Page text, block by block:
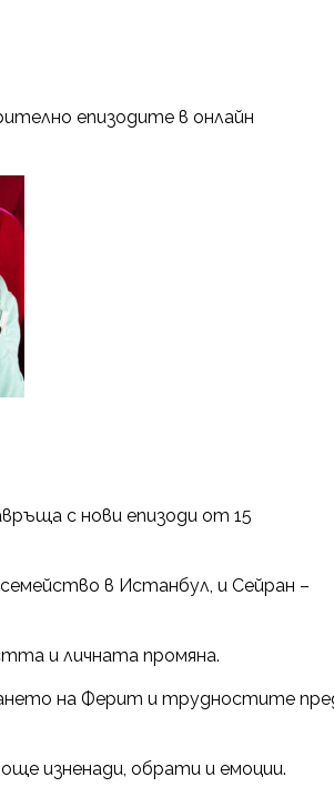
епизодите в онлайн
с нови епизоди от 15
в Истанбул, и Сейран –
и личната промяна.
на Ферит и трудностите
изненади, обрати и емоции.